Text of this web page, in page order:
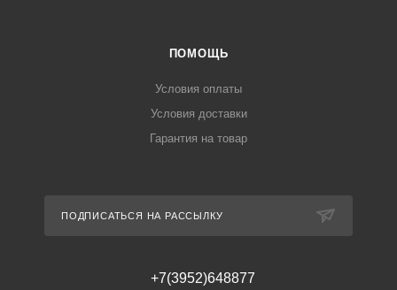
ПОМОЩЬ
Условия оплаты
Условия доставки
Гарантия на товар
ПОДПИСАТЬСЯ НА РАССЫЛКУ
+7(3952)648877